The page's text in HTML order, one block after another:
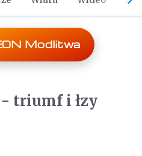
Modlitwa
- triumf i łzy